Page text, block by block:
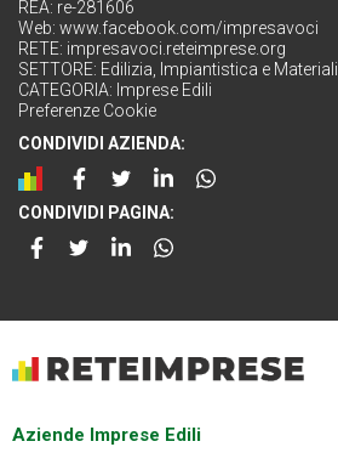
REA: re-281606
Web: www.facebook.com/impresavoci
RETE: impresavoci.reteimprese.org
SETTORE: Edilizia, Impiantistica e Materiali
CATEGORIA: Imprese Edili
Preferenze Cookie
CONDIVIDI AZIENDA:
CONDIVIDI PAGINA:
Aziende Imprese Edili